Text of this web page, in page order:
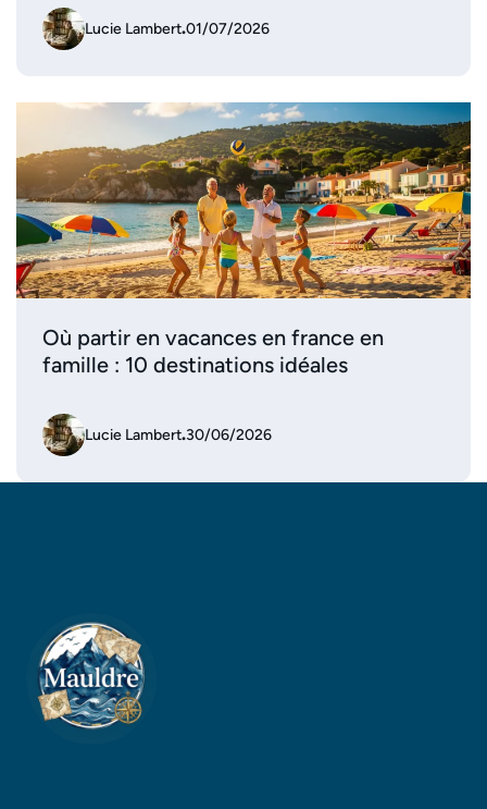
Lucie Lambert.01/07/2026
Où partir en vacances en france en
famille : 10 destinations idéales
Lucie Lambert.30/06/2026